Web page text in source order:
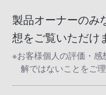
製品オーナーのみ
想をご覧いただけ
※お客様個人の評価・感
解ではないことをご